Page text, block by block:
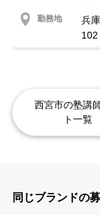
勤務地
兵
102
西宮市の塾講
ト一覧
同じブランドの